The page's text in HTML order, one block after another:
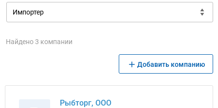
Найдено 3 компании
Добавить компанию
Рыбторг, ООО